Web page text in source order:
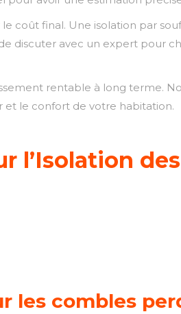
coût final. Une isolation par
discuter avec un expert pour
rentable à long terme.
et le confort de votre habitation.
l’Isolation
les combles